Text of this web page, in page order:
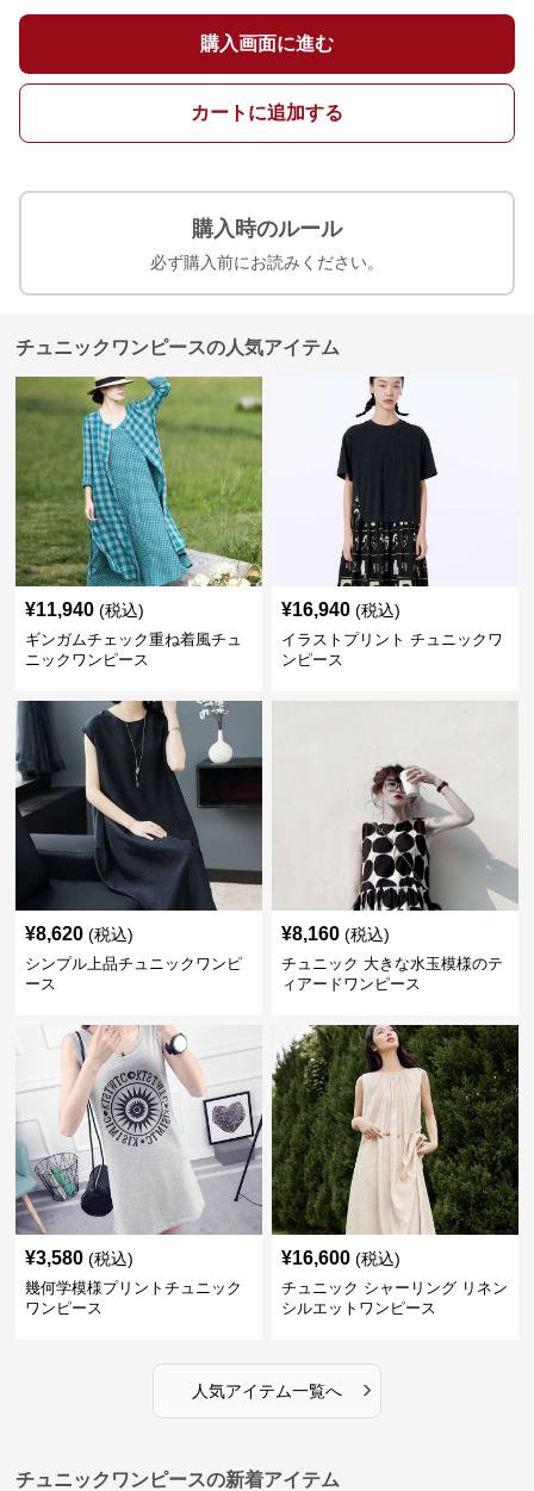
購入画面に進む
カートに追加する
購入時のルール
必ず購入前にお読みください。
チュニックワンピースの人気アイテム
¥11,940 (税込)
ギンガムチェック重ね着風チュ
ニックワンピース
¥16,940 (税込)
イラストプリント チュニックワ
ンピース
¥8,620 (税込)
シンプル上品チュニックワンピ
ース
¥8,160 (税込)
チュニック 大きな水玉模様のテ
ィアードワンピース
¥3,580 (税込)
幾何学模様プリントチュニック
ワンピース
¥16,600 (税込)
チュニック シャーリング リネン
シルエットワンピース
人気アイテム一覧へ ›
チュニックワンピースの新着アイテム